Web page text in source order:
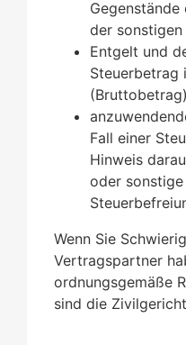
der
Entgelt und
Steuerbetrag
Fall einer
Hinweis
oder
Wenn Sie
Vertragspartner
ordnungsgemäße
sind die